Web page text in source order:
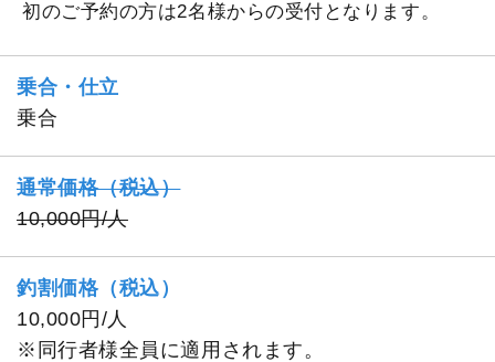
初のご予約の方は2名様からの受付となります。
乗合・仕立
乗合
通常価格（税込）
10,000円/人
釣割価格（税込）
10,000円/人
※同行者様全員に適用されます。